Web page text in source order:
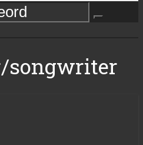
songwriter